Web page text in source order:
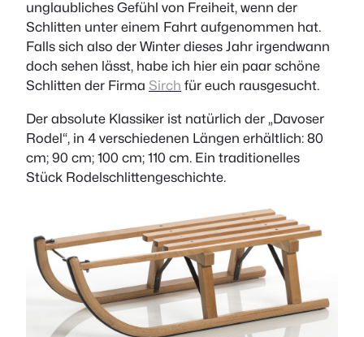
unglaubliches Gefühl von Freiheit, wenn der
Schlitten unter einem Fahrt aufgenommen hat.
Falls sich also der Winter dieses Jahr irgendwann
doch sehen lässt, habe ich hier ein paar schöne
Schlitten der Firma Sirch für euch rausgesucht.
Der absolute Klassiker ist natürlich der „Davoser
Rodel“, in 4 verschiedenen Längen erhältlich: 80
cm; 90 cm; 100 cm; 110 cm. Ein traditionelles
Stück Rodelschlittengeschichte.